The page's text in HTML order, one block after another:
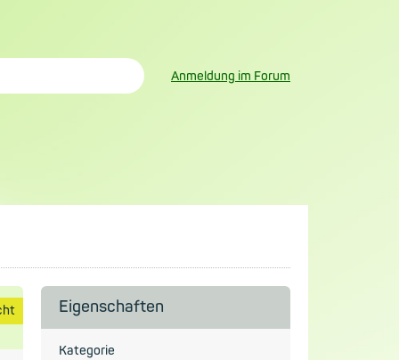
Anmeldung im Forum
Eigenschaften
Kategorie